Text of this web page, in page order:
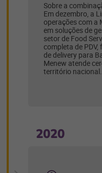
Sobre a
Em dezembro, a
operações com a
em soluções de
setor de Food
completa de
de delivery para
Menew atende
território nacional.
2020